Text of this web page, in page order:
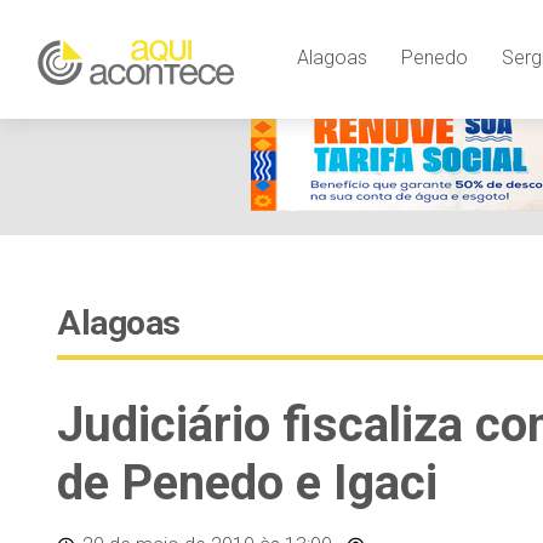
Alagoas Penedo
Alagoas
Judiciário fiscaliza
de Penedo e Igaci